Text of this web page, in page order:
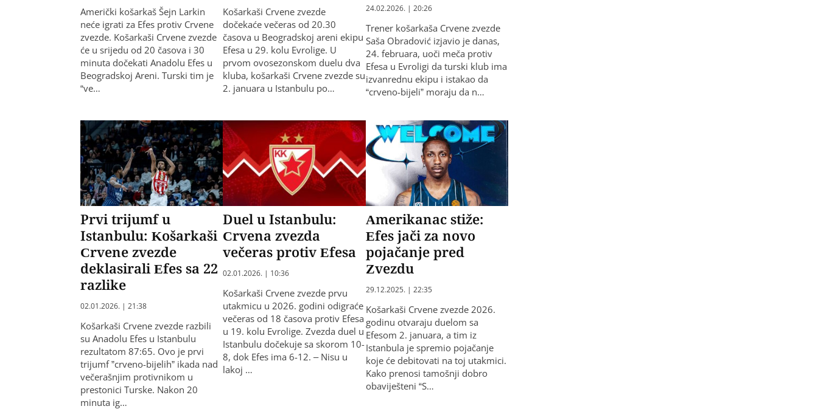
Američki košarkaš Šejn Larkin
neće igrati za Efes protiv Crvene
zvezde. Košarkaši Crvene zvezde
će u srijedu od 20 časova i 30
minuta dočekati Anadolu Efes u
Beogradskoj Areni. Turski tim je
“ve…
Košarkaši Crvene zvezde
dočekaće večeras od 20.30
časova u Beogradskoj areni ekipu
Efesa u 29. kolu Evrolige. U
prvom ovosezonskom duelu dva
kluba, košarkaši Crvene zvezde su
2. januara u Istanbulu po…
24.02.2026. | 20:26
Trener košarkaša Crvene zvezde
Saša Obradović izjavio je danas,
24. februara, uoči meča protiv
Efesa u Evroligi da turski klub ima
izvanrednu ekipu i istakao da
“crveno-bijeli” moraju da n…
Prvi trijumf u
Istanbulu: Košarkaši
Crvene zvezde
deklasirali Efes sa 22
razlike
02.01.2026. | 21:38
Košarkaši Crvene zvezde razbili
su Anadolu Efes u Istanbulu
rezultatom 87:65. Ovo je prvi
trijumf ”crveno-bijelih” ikada nad
večerašnjim protivnikom u
prestonici Turske. Nakon 20
minuta ig…
Duel u Istanbulu:
Crvena zvezda
večeras protiv Efesa
02.01.2026. | 10:36
Košarkaši Crvene zvezde prvu
utakmicu u 2026. godini odigraće
večeras od 18 časova protiv Efesa
u 19. kolu Evrolige. Zvezda duel u
Istanbulu dočekuje sa skorom 10-
8, dok Efes ima 6-12. – Nisu u
lakoj …
Amerikanac stiže:
Efes jači za novo
pojačanje pred
Zvezdu
29.12.2025. | 22:35
Košarkaši Crvene zvezde 2026.
godinu otvaraju duelom sa
Efesom 2. januara, a tim iz
Istanbula je spremio pojačanje
koje će debitovati na toj utakmici.
Kako prenosi tamošnji dobro
obaviješteni “S…